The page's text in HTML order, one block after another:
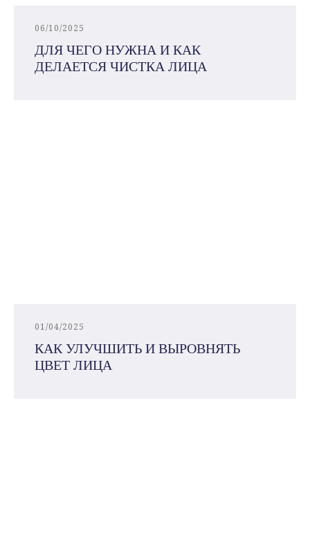
06/10/2025
ДЛЯ ЧЕГО НУЖНА И КАК
ДЕЛАЕТСЯ ЧИСТКА ЛИЦА
01/04/2025
КАК УЛУЧШИТЬ И ВЫРОВНЯТЬ
ЦВЕТ ЛИЦА